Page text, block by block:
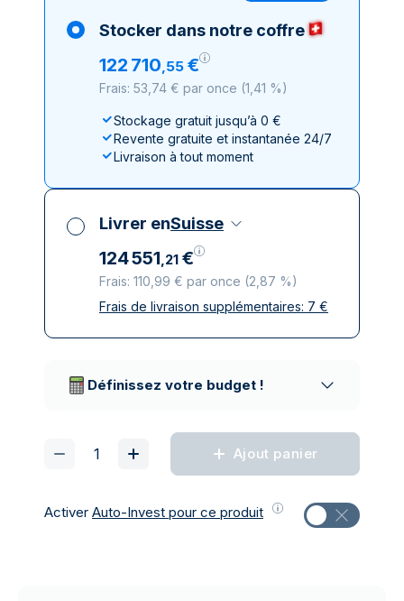
Stocker dans notre coffre
122 710,55 €
Frais: 53,74 € par once (1,41 %)
Stockage gratuit jusqu’à 0 €
Revente gratuite et instantanée 24/7
Livraison à tout moment
Livrer enSuisse
124551,21 €
Frais: 110,99 € par once (2,87 %)
Toutes taxes comprises
Frais de livraison supplémentaires: 7 €
Définissez votre budget !
Ajout panier
Activer Auto-Invest pour ce produit